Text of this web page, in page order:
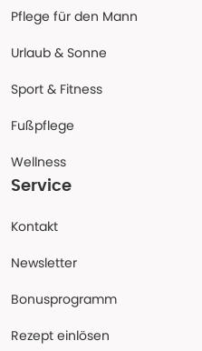
Pflege für den Mann
Urlaub & Sonne
Sport & Fitness
Fußpflege
Wellness
Service
Kontakt
Newsletter
Bonusprogramm
Rezept einlösen